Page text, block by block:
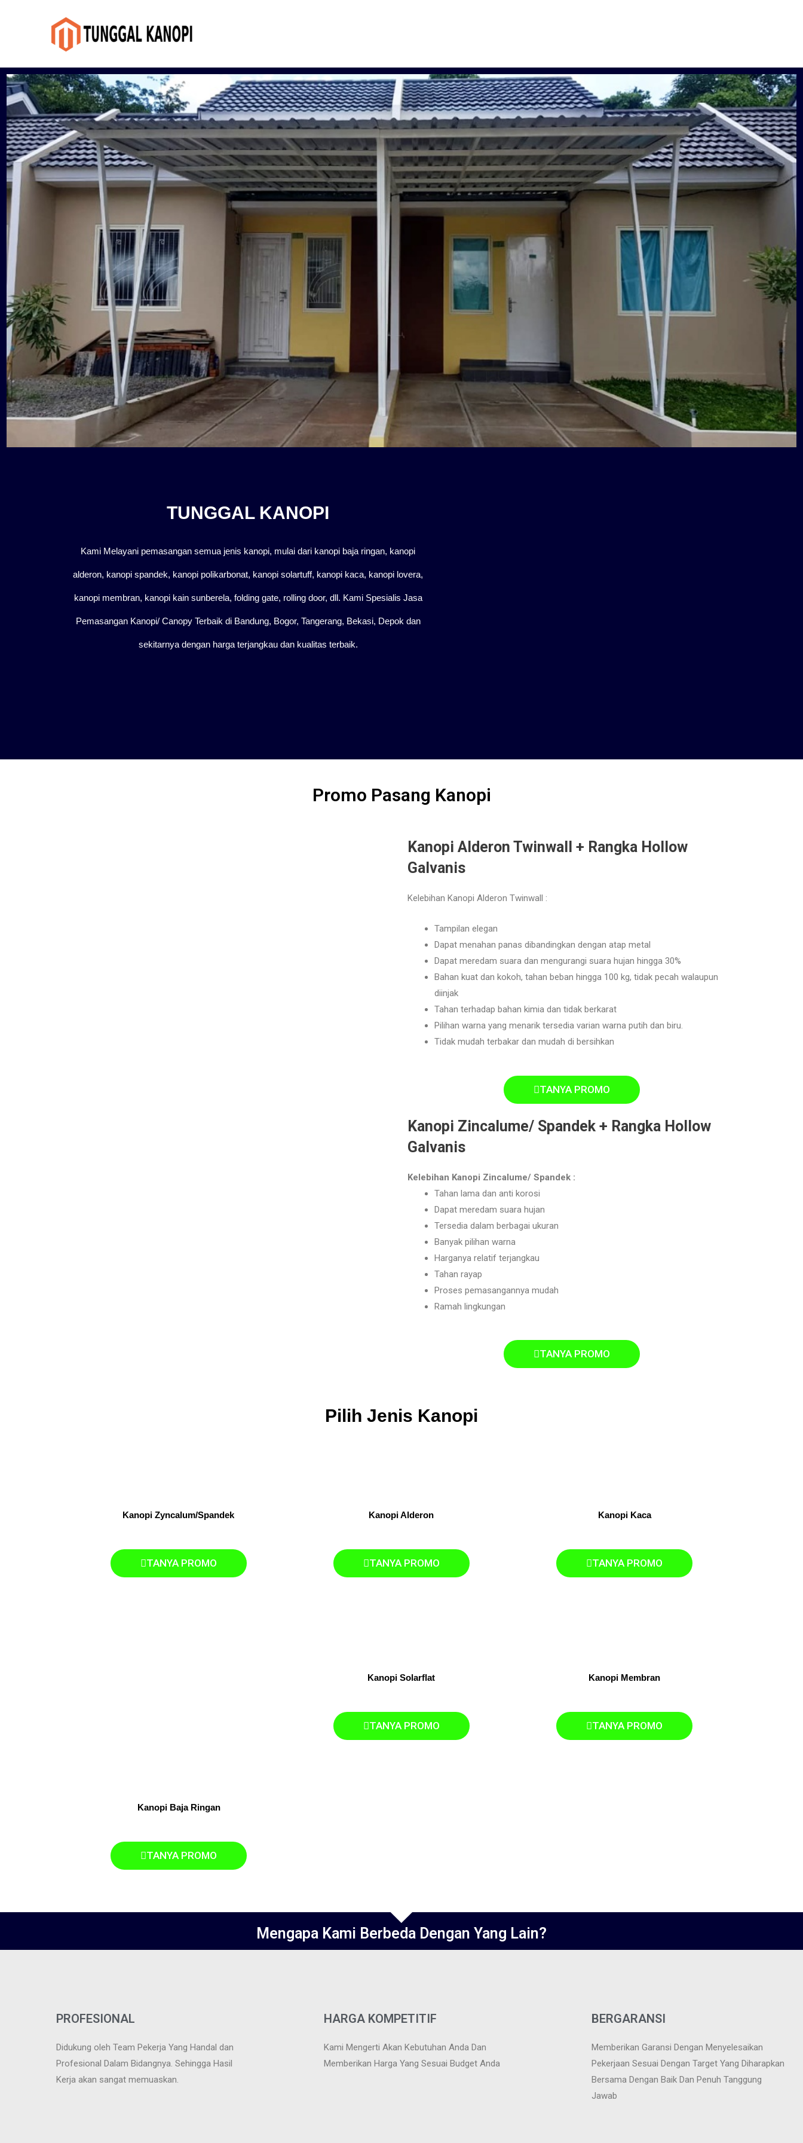
TUNGGAL KANOPI
Kami Melayani pemasangan semua jenis kanopi, mulai dari kanopi baja ringan, kanopi
alderon, kanopi spandek, kanopi polikarbonat, kanopi solartuff, kanopi kaca, kanopi lovera,
kanopi membran, kanopi kain sunberela, folding gate, rolling door, dll. Kami Spesialis Jasa
Pemasangan Kanopi/ Canopy Terbaik di Bandung, Bogor, Tangerang, Bekasi, Depok dan
sekitarnya dengan harga terjangkau dan kualitas terbaik.
Promo Pasang Kanopi
Kanopi Alderon Twinwall + Rangka Hollow
Galvanis
Kelebihan Kanopi Alderon Twinwall :
Tampilan elegan
Dapat menahan panas dibandingkan dengan atap metal
Dapat meredam suara dan mengurangi suara hujan hingga 30%
Bahan kuat dan kokoh, tahan beban hingga 100 kg, tidak pecah walaupun
diinjak
Tahan terhadap bahan kimia dan tidak berkarat
Pilihan warna yang menarik tersedia varian warna putih dan biru.
Tidak mudah terbakar dan mudah di bersihkan
TANYA PROMO
Kanopi Zincalume/ Spandek + Rangka Hollow
Galvanis
Kelebihan Kanopi Zincalume/ Spandek :
Tahan lama dan anti korosi
Dapat meredam suara hujan
Tersedia dalam berbagai ukuran
Banyak pilihan warna
Harganya relatif terjangkau
Tahan rayap
Proses pemasangannya mudah
Ramah lingkungan
TANYA PROMO
Pilih Jenis Kanopi
Kanopi Zyncalum/Spandek
TANYA PROMO
Kanopi Alderon
TANYA PROMO
Kanopi Kaca
TANYA PROMO
Kanopi Baja Ringan
TANYA PROMO
Kanopi Solarflat
TANYA PROMO
Kanopi Membran
TANYA PROMO
Mengapa Kami Berbeda Dengan Yang Lain?
PROFESIONAL
Didukung oleh Team Pekerja Yang Handal dan
Profesional Dalam Bidangnya. Sehingga Hasil
Kerja akan sangat memuaskan.
HARGA KOMPETITIF
Kami Mengerti Akan Kebutuhan Anda Dan
Memberikan Harga Yang Sesuai Budget Anda
BERGARANSI
Memberikan Garansi Dengan Menyelesaikan
Pekerjaan Sesuai Dengan Target Yang Diharapkan
Bersama Dengan Baik Dan Penuh Tanggung
Jawab